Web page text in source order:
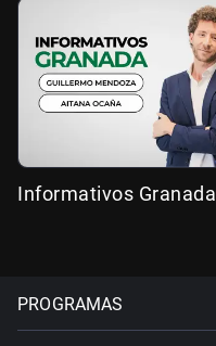
Informativos Granada
PROGRAMAS